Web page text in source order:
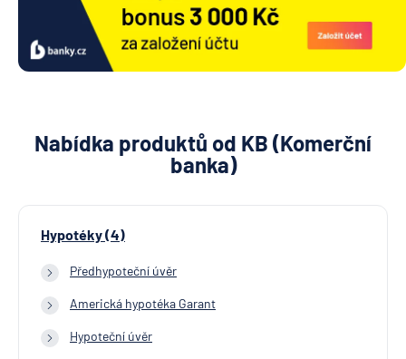
Nabídka produktů od KB (Komerční
banka)
Hypotéky (4)
Předhypoteční úvěr
Americká hypotéka Garant
Hypoteční úvěr